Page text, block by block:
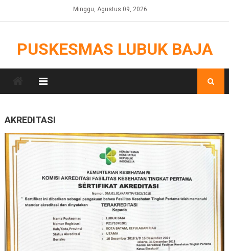
Minggu, Agustus 09, 2026
PUSKESMAS LUBUK BAJA
AKREDITASI